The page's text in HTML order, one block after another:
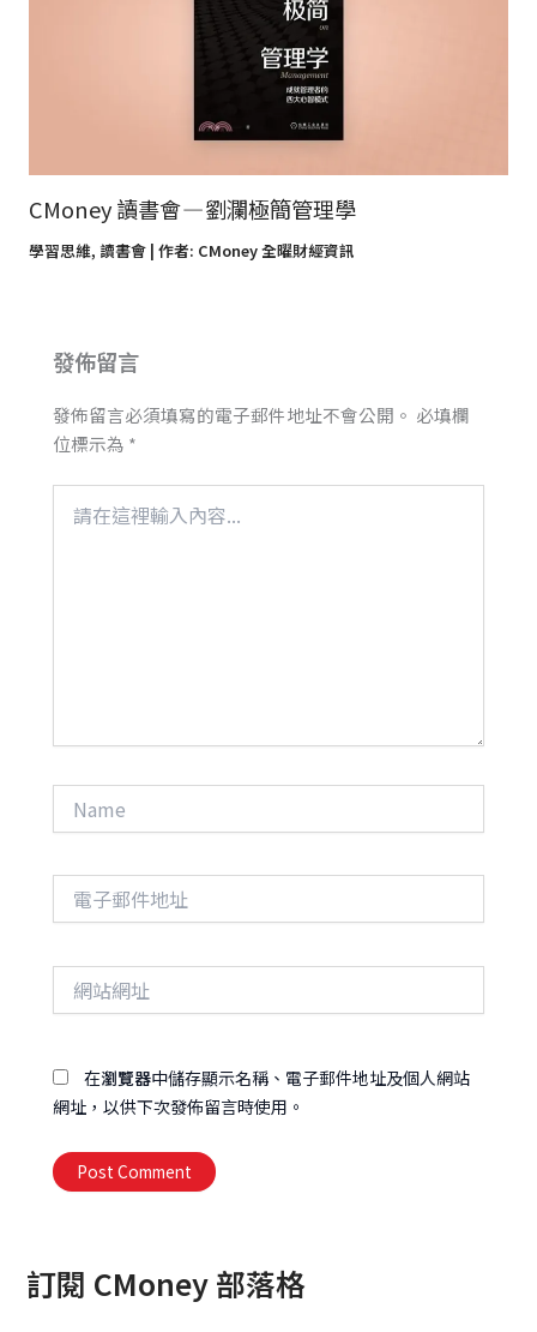
CMoney 讀書會 — 劉瀾極簡管理學
學習思維, 讀書會| 作者: CMoney 全曜財經資訊
發佈留言
發佈留言必須填寫的電子郵件地址不會公開。 必填欄
位標示為 *
在瀏覽器中儲存顯示名稱、電子郵件地址及個人網站
網址，以供下次發佈留言時使用。
訂閱 CMoney 部落格